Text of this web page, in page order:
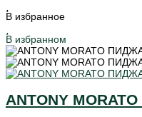
В избранное
В избранном
ANTONY MORATO